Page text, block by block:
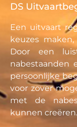
DS
Een uitvaart
keuzes
Door een
nabestaanden
persoonlijke
voor zover
met de
kunnen creëren.